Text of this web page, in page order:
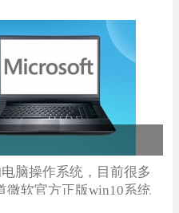
以体验到稳定流畅的系
升，具有卓越使用性
持硬盘文件弹性管理，
脑操作系统，目前很多
微软官方正版win10系统